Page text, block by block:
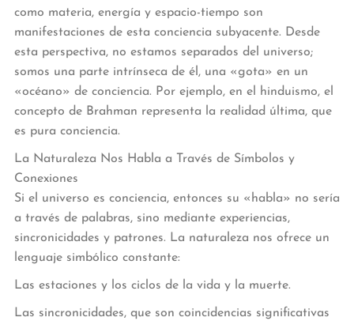
como materia, energía y espacio-tiempo son
manifestaciones de esta conciencia subyacente. Desde
esta perspectiva, no estamos separados del universo;
somos una parte intrínseca de él, una «gota» en un
«océano» de conciencia. Por ejemplo, en el hinduismo, el
concepto de Brahman representa la realidad última, que
es pura conciencia.
La Naturaleza Nos Habla a Través de Símbolos y
Conexiones
Si el universo es conciencia, entonces su «habla» no sería
a través de palabras, sino mediante experiencias,
sincronicidades y patrones. La naturaleza nos ofrece un
lenguaje simbólico constante:
Las estaciones y los ciclos de la vida y la muerte.
Las sincronicidades, que son coincidencias significativas